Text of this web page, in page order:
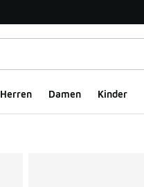
Herren Damen Kinder